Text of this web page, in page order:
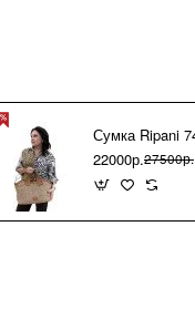
22000р.27500р.